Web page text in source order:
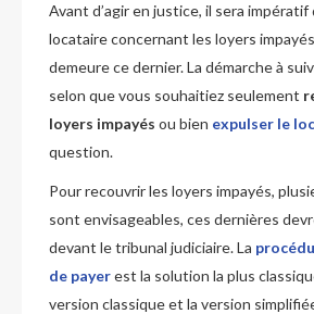
Avant d’agir en justice, il sera impératif
locataire concernant les loyers
demeure ce dernier. La démarche à
selon que vous souhaitiez seulement
loyers impayés ou bien expulser le
question.
Pour recouvrir les loyers impayés,
sont envisageables, ces dernières
devant le tribunal judiciaire. La
de payerest la solution la plus
version classique et la version